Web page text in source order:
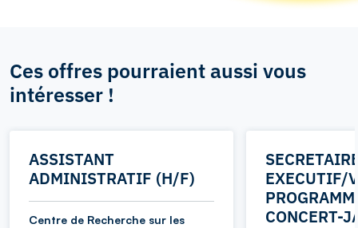
Ces offres pourraient aussi vous
intéresser !
ASSISTANT
ADMINISTRATIF (H/F)
Centre de Recherche sur les
EXECUTIF/
CONCERT-